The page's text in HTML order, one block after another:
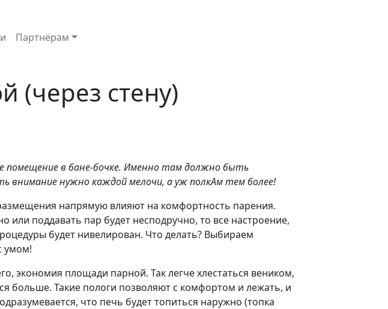
Партнёрам
(через стену)
помещение в бане-бочке. Именно там должно быть
внимание нужно каждой мелочи, а уж полкАм тем более!
напрямую влияют на комфортность парения.
или поддавать пар будет несподручно, то все настроение,
будет нивелирован. Что делать? Выбираем
умом!
экономия площади парной. Так легче хлестаться веником,
больше. Такие пологи позволяют с комфортом и лежать, и
что печь будет топиться наружно (топка